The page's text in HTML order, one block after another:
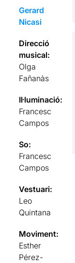
Gerard
Nicasi
Direcció
musical:
Olga
Fañanàs
Il·luminació:
Francesc
Campos
So:
Francesc
Campos
Vestuari:
Leo
Quintana
Moviment:
Esther
Pérez-